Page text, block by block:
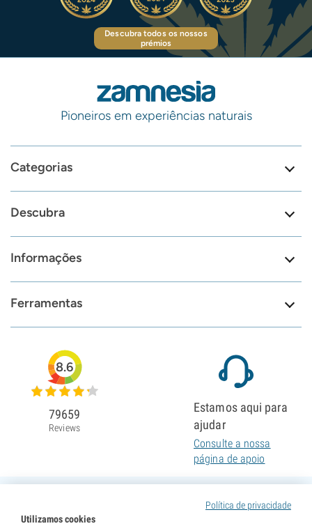
Descubra todos os nossos
prémios
Pioneiros em experiências naturais
Categorias
Descubra
Informações
Ferramentas
Política de privacidade
Utilizamos cookies
8.6
79659
Reviews
Estamos aqui para
ajudar
Consulte a nossa
página de apoio